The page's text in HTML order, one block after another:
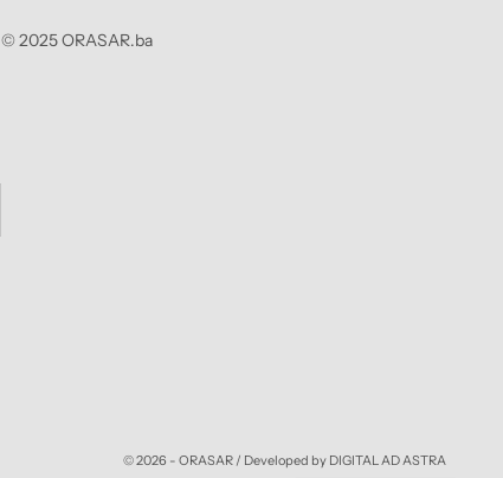
© 2025 ORASAR.ba
© 2026 - ORASAR / Developed by DIGITAL AD ASTRA